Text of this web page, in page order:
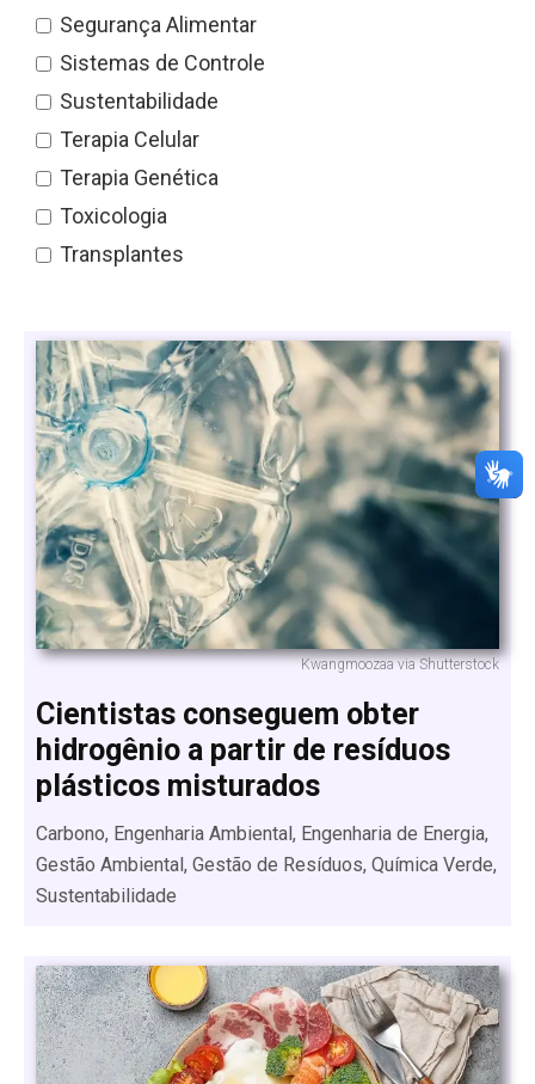
Segurança Alimentar
Sistemas de Controle
Sustentabilidade
Terapia Celular
Terapia Genética
Toxicologia
Transplantes
Kwangmoozaa via Shutterstock
Cientistas conseguem obter
hidrogênio a partir de resíduos
plásticos misturados
Carbono, Engenharia Ambiental, Engenharia de Energia,
Gestão Ambiental, Gestão de Resíduos, Química Verde,
Sustentabilidade